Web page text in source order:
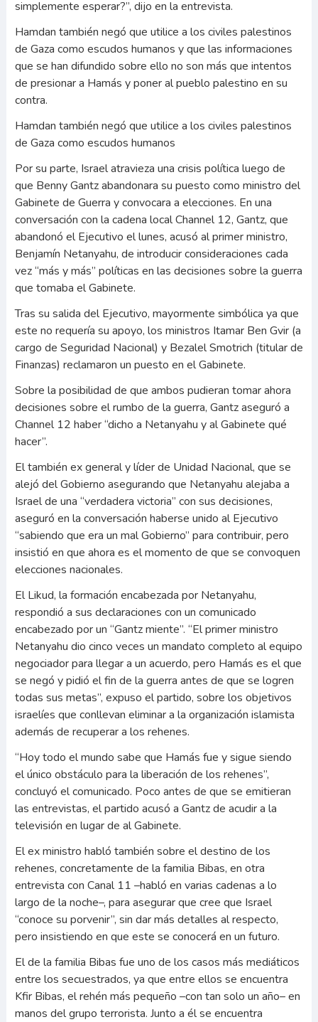
simplemente esperar?”, dijo en la entrevista.
Hamdan también negó que utilice a los civiles palestinos
de Gaza como escudos humanos y que las informaciones
que se han difundido sobre ello no son más que intentos
de presionar a Hamás y poner al pueblo palestino en su
contra.
Hamdan también negó que utilice a los civiles palestinos
de Gaza como escudos humanos
Por su parte, Israel atravieza una crisis política luego de
que Benny Gantz abandonara su puesto como ministro del
Gabinete de Guerra y convocara a elecciones. En una
conversación con la cadena local Channel 12, Gantz, que
abandonó el Ejecutivo el lunes, acusó al primer ministro,
Benjamín Netanyahu, de introducir consideraciones cada
vez “más y más” políticas en las decisiones sobre la guerra
que tomaba el Gabinete.
Tras su salida del Ejecutivo, mayormente simbólica ya que
este no requería su apoyo, los ministros Itamar Ben Gvir (a
cargo de Seguridad Nacional) y Bezalel Smotrich (titular de
Finanzas) reclamaron un puesto en el Gabinete.
Sobre la posibilidad de que ambos pudieran tomar ahora
decisiones sobre el rumbo de la guerra, Gantz aseguró a
Channel 12 haber “dicho a Netanyahu y al Gabinete qué
hacer”.
El también ex general y líder de Unidad Nacional, que se
alejó del Gobierno asegurando que Netanyahu alejaba a
Israel de una “verdadera victoria” con sus decisiones,
aseguró en la conversación haberse unido al Ejecutivo
“sabiendo que era un mal Gobierno” para contribuir, pero
insistió en que ahora es el momento de que se convoquen
elecciones nacionales.
El Likud, la formación encabezada por Netanyahu,
respondió a sus declaraciones con un comunicado
encabezado por un “Gantz miente”. “El primer ministro
Netanyahu dio cinco veces un mandato completo al equipo
negociador para llegar a un acuerdo, pero Hamás es el que
se negó y pidió el fin de la guerra antes de que se logren
todas sus metas”, expuso el partido, sobre los objetivos
israelíes que conllevan eliminar a la organización islamista
además de recuperar a los rehenes.
“Hoy todo el mundo sabe que Hamás fue y sigue siendo
el único obstáculo para la liberación de los rehenes”,
concluyó el comunicado. Poco antes de que se emitieran
las entrevistas, el partido acusó a Gantz de acudir a la
televisión en lugar de al Gabinete.
El ex ministro habló también sobre el destino de los
rehenes, concretamente de la familia Bibas, en otra
entrevista con Canal 11 –habló en varias cadenas a lo
largo de la noche–, para asegurar que cree que Israel
“conoce su porvenir”, sin dar más detalles al respecto,
pero insistiendo en que este se conocerá en un futuro.
El de la familia Bibas fue uno de los casos más mediáticos
entre los secuestrados, ya que entre ellos se encuentra
Kfir Bibas, el rehén más pequeño –con tan solo un año– en
manos del grupo terrorista. Junto a él se encuentra